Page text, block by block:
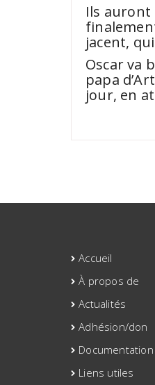
Ils auront
jacent,
Oscar va
papa
jour, en
Accueil
À propos de
Actualités
Adhésion/don
Documentation
Liens utiles